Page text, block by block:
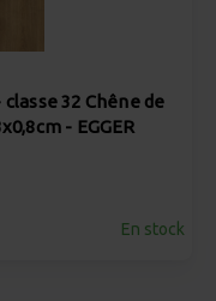
32 Chêne de
- EGGER
En stock